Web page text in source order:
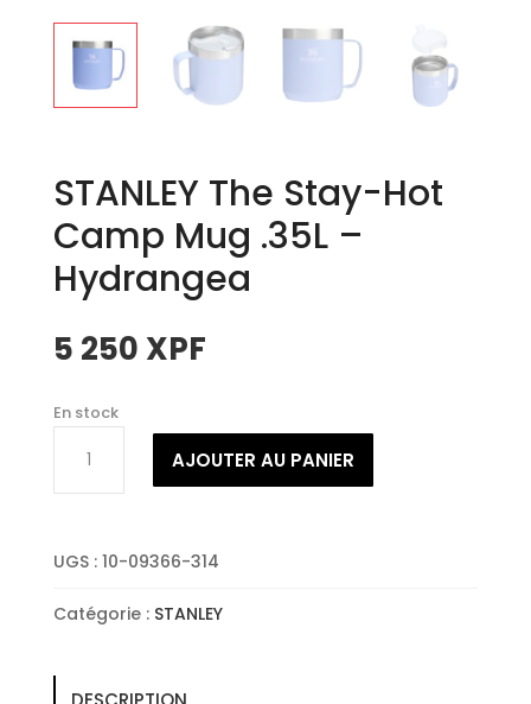
STANLEY The Stay-Hot
Camp Mug .35L –
Hydrangea
5 250 XPF
En stock
STANLEY
Hot
Camp
-
AJOUTER AU PANIER
UGS : 10-09366-314
Catégorie : STANLEY